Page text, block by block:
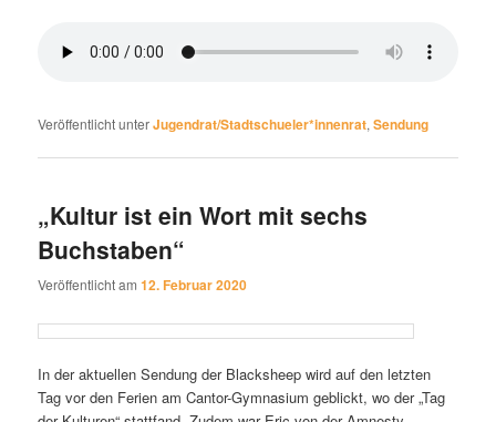
Veröffentlicht unterJugendrat/Stadtschueler*innenrat,Sendung
„Kultur ist ein Wort mit sechs
Buchstaben“
Veröffentlicht am12. Februar 2020
In der aktuellen Sendung der Blacksheep wird auf den letzten
Tag vor den Ferien am Cantor-Gymnasium geblickt, wo der „Tag